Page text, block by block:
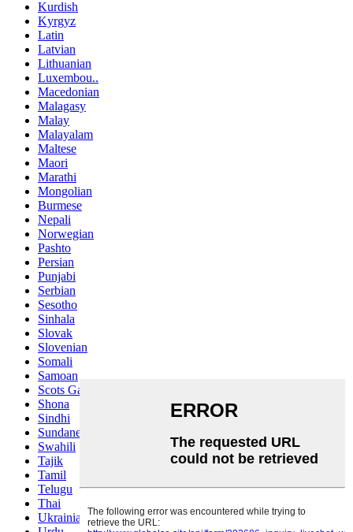
Kurdish
Kyrgyz
Latin
Latvian
Lithuanian
Luxembou..
Macedonian
Malagasy
Malay
Malayalam
Maltese
Maori
Marathi
Mongolian
Burmese
Nepali
Norwegian
Pashto
Persian
Punjabi
Serbian
Sesotho
Sinhala
Slovak
Slovenian
Somali
Samoan
Scots Gaelic
Shona
Sindhi
Sundanese
Swahili
Tajik
Tamil
Telugu
Thai
Ukrainian